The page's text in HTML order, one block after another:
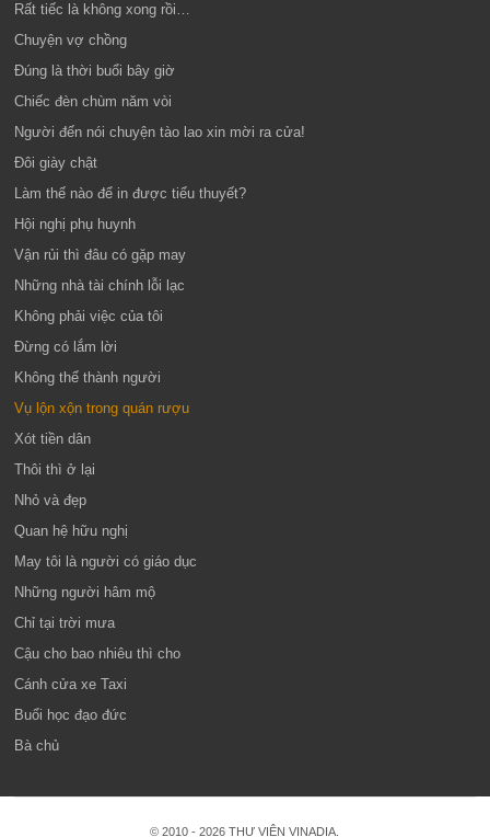
Rất tiếc là không xong rồi…
Chuyện vợ chồng
Đúng là thời buổi bây giờ
Chiếc đèn chùm năm vòi
Người đến nói chuyện tào lao xin mời ra cửa!
Đôi giày chật
Làm thế nào để in được tiểu thuyết?
Hội nghị phụ huynh
Vận rủi thì đâu có gặp may
Những nhà tài chính lỗi lạc
Không phải việc của tôi
Đừng có lắm lời
Không thể thành người
Vụ lộn xộn trong quán rượu
Xót tiền dân
Thôi thì ở lại
Nhỏ và đẹp
Quan hệ hữu nghị
May tôi là người có giáo dục
Những người hâm mộ
Chỉ tại trời mưa
Cậu cho bao nhiêu thì cho
Cánh cửa xe Taxi
Buổi học đạo đức
Bà chủ
© 2010 - 2026 THƯ VIỆN VINADIA.